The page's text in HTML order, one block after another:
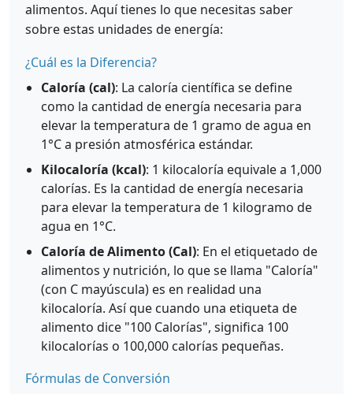
alimentos. Aquí tienes lo que necesitas saber
sobre estas unidades de energía:
¿Cuál es la Diferencia?
Caloría (cal): La caloría científica se define
como la cantidad de energía necesaria para
elevar la temperatura de 1 gramo de agua en
1°C a presión atmosférica estándar.
Kilocaloría (kcal): 1 kilocaloría equivale a 1,000
calorías. Es la cantidad de energía necesaria
para elevar la temperatura de 1 kilogramo de
agua en 1°C.
Caloría de Alimento (Cal): En el etiquetado de
alimentos y nutrición, lo que se llama "Caloría"
(con C mayúscula) es en realidad una
kilocaloría. Así que cuando una etiqueta de
alimento dice "100 Calorías", significa 100
kilocalorías o 100,000 calorías pequeñas.
Fórmulas de Conversión